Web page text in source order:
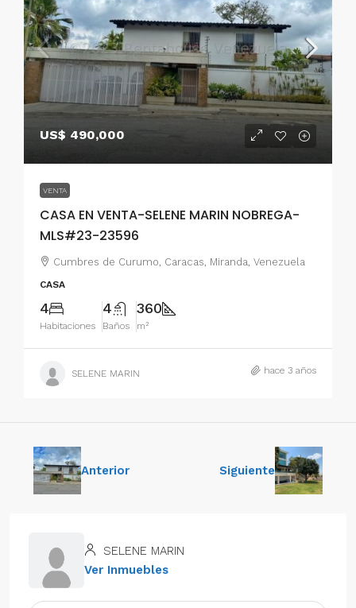
US$ 490,000
VENTA
CASA EN VENTA-SELENE MARIN NOBREGA-
MLS#23-23596
Cumbres de Curumo, Caracas, Miranda, Venezuela
CASA
4
Habitaciones
4
Baños
360
m²
SELENE MARIN hace 3 años
Anterior Siguiente
SELENE MARIN
Ver Inmuebles